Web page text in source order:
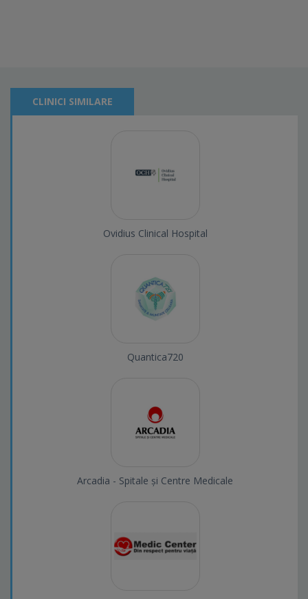
CLINICI SIMILARE
Ovidius Clinical Hospital
Quantica720
Arcadia - Spitale și Centre Medicale